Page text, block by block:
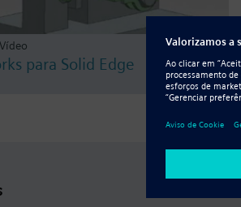
para Solid Edge